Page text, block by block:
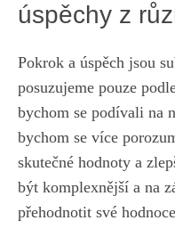
úspěchy z
Pokrok ​a ⁤úspěch jsou
posuzujeme pouze
bychom se ‌podívali⁣ na
bychom se​ více
skutečné hodnoty a
být komplexnější a na
přehodnotit‌ své